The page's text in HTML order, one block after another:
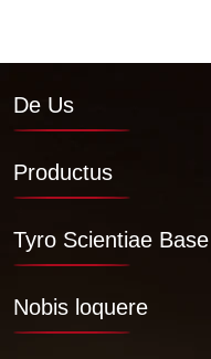
De Us
Productus
Tyro Scientiae Base
Nobis loquere